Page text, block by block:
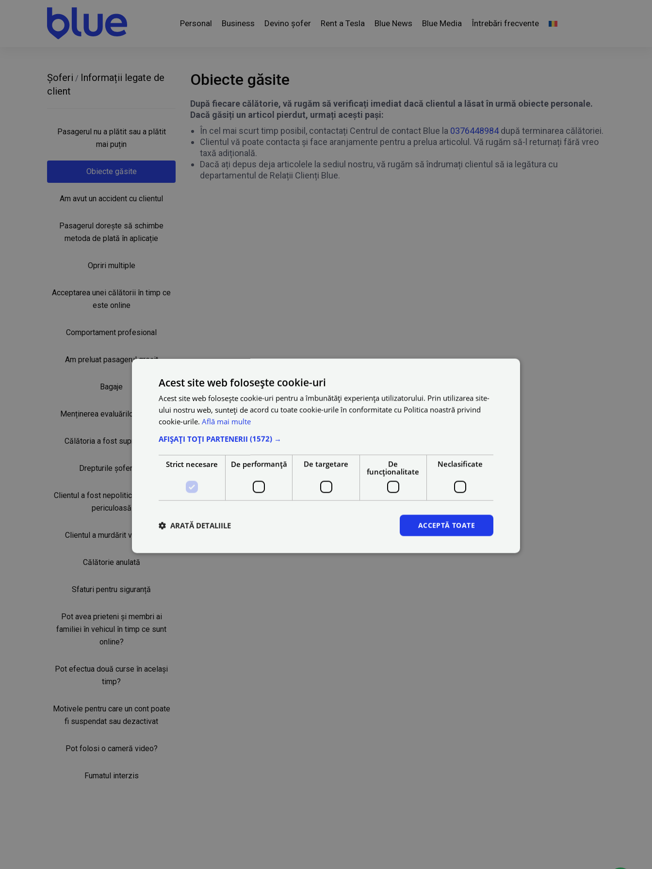
Personal Business Devino șofer Rent a Tesla Blue News Blue Media Întrebări frecvente
Șoferi / Informații legate de
client
Pasagerul nu a plătit sau a plătit
mai puțin
Obiecte găsite
Am avut un accident cu clientul
Pasagerul dorește să schimbe
metoda de plată în aplicație
Opriri multiple
Acceptarea unei călătorii în timp ce
este online
Comportament profesional
Am preluat pasagerul greșit
Bagaje
Menținerea evaluărilor ridicate
Călătoria a fost suprataxată
Drepturile șoferului
Clientul a fost nepoliticos/situație
periculoasă
Clientul a murdărit vehiculul
Călătorie anulată
Sfaturi pentru siguranță
Pot avea prieteni și membri ai
familiei în vehicul în timp ce sunt
online?
Pot efectua două curse în același
timp?
Motivele pentru care un cont poate
fi suspendat sau dezactivat
Pot folosi o cameră video?
Fumatul interzis
Obiecte găsite
După fiecare călătorie, vă rugăm să verificați imediat dacă clientul a lăsat în urmă obiecte personale.
Dacă găsiți un articol pierdut, urmați acești pași:
În cel mai scurt timp posibil, contactați Centrul de contact Blue la 0376448984după terminarea călătoriei.
Clientul vă poate contacta și face aranjamente pentru a prelua articolul. Vă rugăm să-l returnați fără vreo
taxă adițională.
Dacă ați depus deja articolele la sediul nostru, vă rugăm să îndrumați clientul să ia legătura cu
departamentul de Relații Clienți Blue.
Acest site web folosește cookie-uri
Acest site web folosește cookie-uri pentru a îmbunătăți experiența utilizatorului. Prin utilizarea site-
ului nostru web, sunteți de acord cu toate cookie-urile în conformitate cu Politica noastră privind
cookie-urile. Află mai multe
AFIȘAȚI TOȚI PARTENERII (1572) →
Strict necesare De performanță De targetare
De
funcţionalitate
Neclasificate
ACCEPTĂ TOATE
ARATĂ DETALIILE